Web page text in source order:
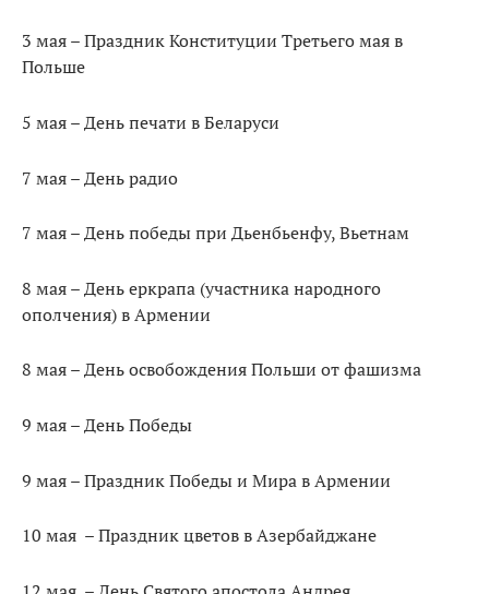
3 мая – Праздник Конституции Третьего мая в
Польше
5 мая – День печати в Беларуси
7 мая – День радио
7 мая – День победы при Дьенбьенфу, Вьетнам
8 мая – День еркрапа (участника народного
ополчения) в Армении
8 мая – День освобождения Польши от фашизма
9 мая – День Победы
9 мая – Праздник Победы и Мира в Армении
10 мая – Праздник цветов в Азербайджане